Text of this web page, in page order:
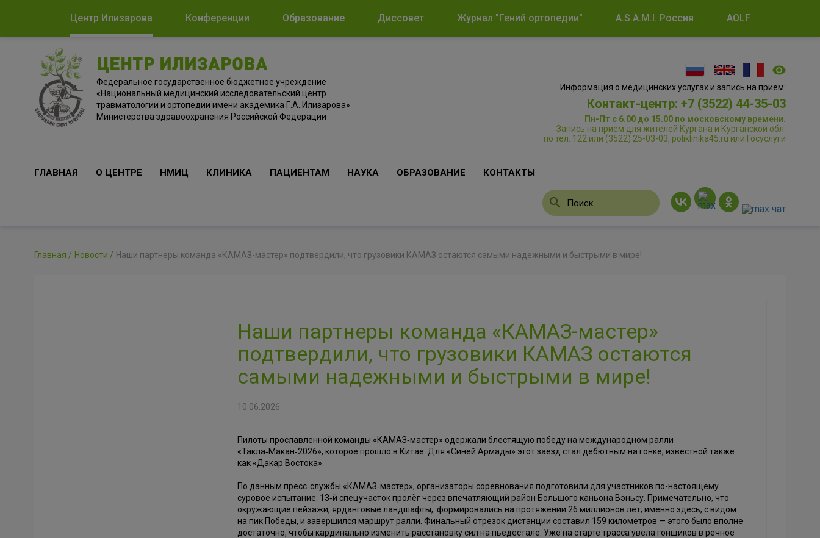
Центр Илизарова Конференции Образование Диссовет Журнал "Гений ортопедии" A.S.A.M.I. Россия AOLF
ЦЕНТР ИЛИЗАРОВА
Федеральное государственное бюджетное учреждение
«Национальный медицинский исследовательский центр
травматологии и ортопедии имени академика Г.А. Илизарова»
Министерства здравоохранения Российской Федерации
Информация о медицинских услугах и запись на прием:
Контакт-центр: +7 (3522) 44-35-03
Пн-Пт с 6.00 до 15.00 по московскому времени.
Запись на прием для жителей Кургана и Курганской обл.
по тел: 122 или (3522) 25-03-03, poliklinika45.ru или Госуслуги
ГЛАВНАЯ О ЦЕНТРЕ НМИЦ КЛИНИКА ПАЦИЕНТАМ НАУКА ОБРАЗОВАНИЕ КОНТАКТЫ
Главная Новости Наши партнеры команда «КАМАЗ-мастер» подтвердили, что грузовики КАМАЗ остаются самыми надежными и быстрыми в мире!
Наши партнеры команда «КАМАЗ-мастер»
подтвердили, что грузовики КАМАЗ остаются
самыми надежными и быстрыми в мире!
10.06.2026
Пилоты прославленной команды «КАМАЗ‑мастер» одержали блестящую победу на международном ралли
«Такла‑Макан‑2026», которое прошло в Китае. Для «Синей Армады» этот заезд стал дебютным на гонке, известной также
как «Дакар Востока».
По данным пресс‑службы «КАМАЗ‑мастер», организаторы соревнования подготовили для участников по-настоящему
суровое испытание: 13‑й спецучасток пролёг через впечатляющий район Большого каньона Вэньсу. Примечательно, что
окружающие пейзажи, ярданговые ландшафты, формировались на протяжении 26 миллионов лет; именно здесь, с видом
на пик Победы, и завершился маршрут ралли. Финальный отрезок дистанции составил 159 километров — этого было вполне
достаточно, чтобы кардинально изменить расстановку сил на пьедестале. Уже на старте трасса увела гонщиков в речное